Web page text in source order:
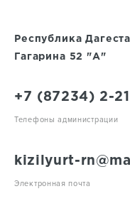
Республика
Гагарина 52 "А"
+7 (87234) 2-
Телефоны администрации
kizilyurt-
Электронная почта